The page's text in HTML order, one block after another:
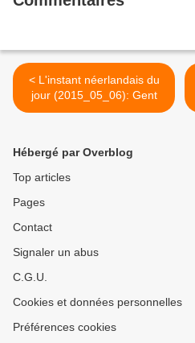
< L'instant néerlandais du
jour (2015_05_06): Gent
Hébergé par Overblog
Top articles
Pages
Contact
Signaler un abus
C.G.U.
Cookies et données personnelles
Préférences cookies